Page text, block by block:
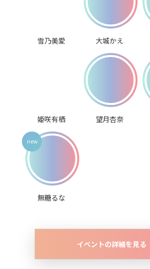
雪乃美愛 大城かえ
姫咲有栖 望月杏奈
無糖るな
イベントの詳細を見る